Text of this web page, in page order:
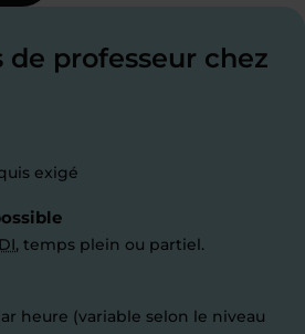
de professeur chez
exigé
, temps plein ou partiel.
heure (variable selon le niveau